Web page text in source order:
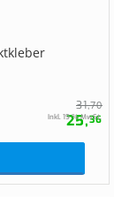
31,70
25,36
Inkl. 19 % MwSt.